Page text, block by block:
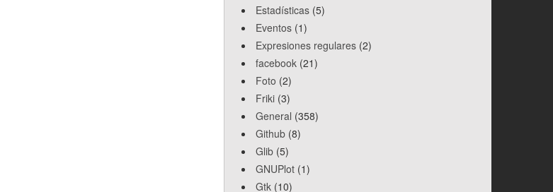
Estadísticas (5)
Eventos (1)
Expresiones regulares (2)
facebook (21)
Foto (2)
Friki (3)
General (358)
Github (8)
Glib (5)
GNUPlot (1)
Gtk (10)